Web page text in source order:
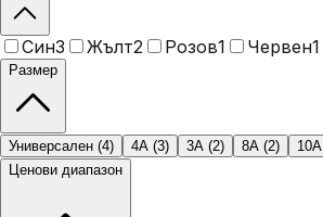
Син3 Жълт2 Розов1 Червен1
Размер
Универсален (4) 4A (3) 3A (2) 8A (2) 10A
Ценови диапазон